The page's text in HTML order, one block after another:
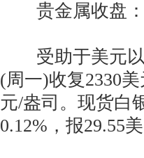
贵金属收盘：
受助于美元以
(周一)收复2330
元/盎司。现货白
0.12%，报29.55